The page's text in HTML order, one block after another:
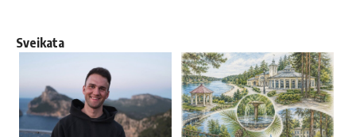
Sveikata